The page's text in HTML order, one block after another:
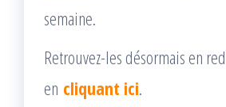
semaine.
Retrouvez-les désormais en
en cliquant ici.